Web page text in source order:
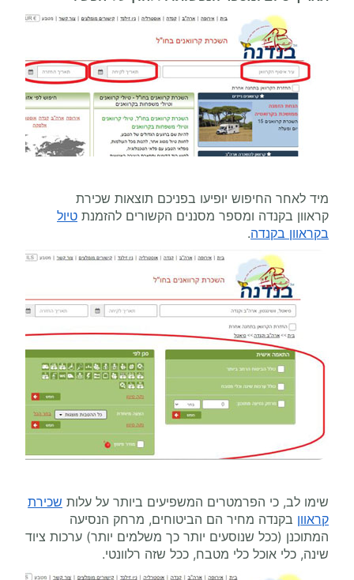
מיד לאחר החיפוש יופיעו בפניכם תוצאות שכירת
קראוון בקנדה ומספר מסננים הקשורים להזמנת טיול
בקראוון בקנדה.
שימו לב, כי הפרמטרים המשפיעים ביותר על עלות שכירת
קראוון בקנדה מחיר הם הביטוחים, מרחק הנסיעה
המתוכנן (ככל שנוסעים יותר כך משלמים יותר) ערכות ציוד
שינה, כלי אוכל כלי מטבח, ככל שזה רלוונטי.